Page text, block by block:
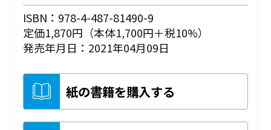
ISBN：978-4-487-81490-9
定価1,870円（本体1,700円＋税10%）
発売年月日：2021年04月09日
紙の書籍を購入する